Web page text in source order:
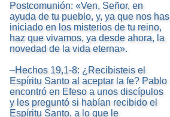
Postcomunión: «Ven, Señor, en
ayuda de tu pueblo, y, ya que nos has
iniciado en los misterios de tu reino,
haz que vivamos, ya desde ahora, la
novedad de la vida eterna».
–Hechos 19,1-8: ¿Recibisteis el
Espíritu Santo al aceptar la fe? Pablo
encontró en Efeso a unos discípulos
y les preguntó si habían recibido el
Espíritu Santo, a lo que le